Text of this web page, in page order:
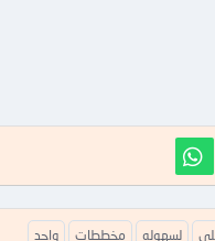
Tumblr
لسهوله مخططات واحد